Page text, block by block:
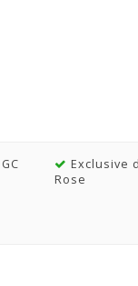
Exclusive
Rose